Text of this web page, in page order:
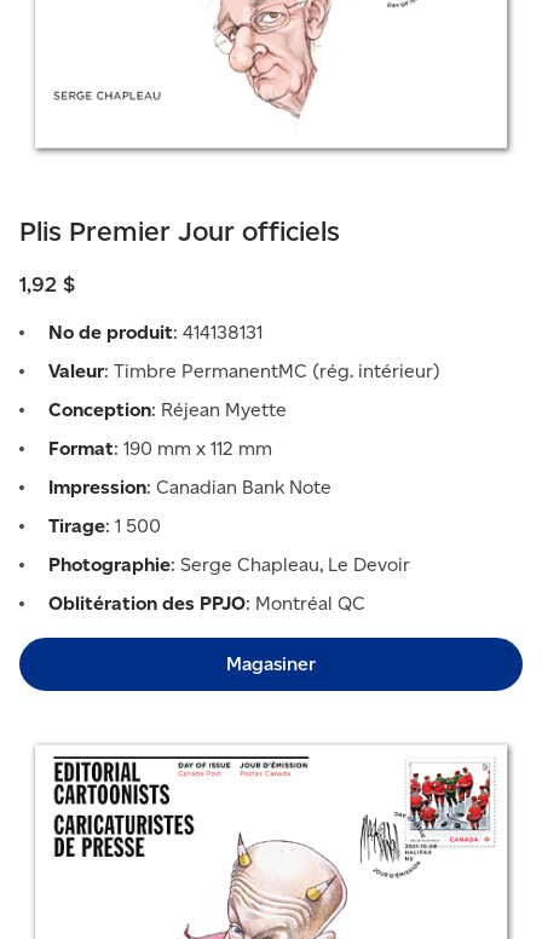
Plis Premier Jour officiels
1,92 $
No de produit: 414138131
Valeur: Timbre PermanentMC (rég. intérieur)
Conception: Réjean Myette
Format: 190 mm x 112 mm
Impression: Canadian Bank Note
Tirage: 1 500
Photographie: Serge Chapleau, Le Devoir
Oblitération des PPJO: Montréal QC
Magasiner